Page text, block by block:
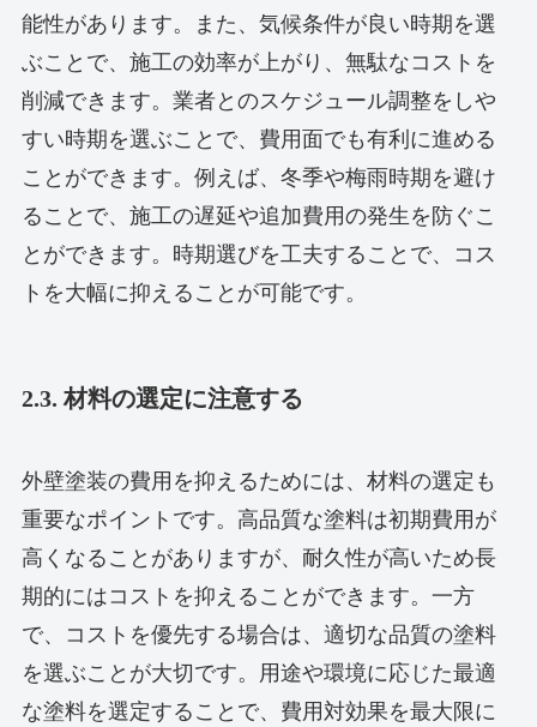
能性があります。また、気候条件が良い時期を選
ぶことで、施工の効率が上がり、無駄なコストを
削減できます。業者とのスケジュール調整をしや
すい時期を選ぶことで、費用面でも有利に進める
ことができます。例えば、冬季や梅雨時期を避け
ることで、施工の遅延や追加費用の発生を防ぐこ
とができます。時期選びを工夫することで、コス
トを大幅に抑えることが可能です。
2.3. 材料の選定に注意する
外壁塗装の費用を抑えるためには、材料の選定も
重要なポイントです。高品質な塗料は初期費用が
高くなることがありますが、耐久性が高いため長
期的にはコストを抑えることができます。一方
で、コストを優先する場合は、適切な品質の塗料
を選ぶことが大切です。用途や環境に応じた最適
な塗料を選定することで、費用対効果を最大限に